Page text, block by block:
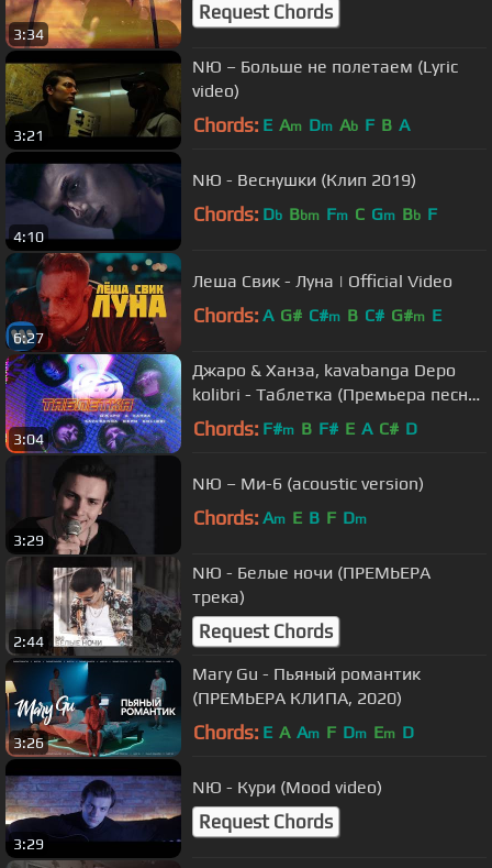
3:34
Request Chords
3:21
NЮ – Больше не полетаем (Lyric
video)
Chords: E Am Dm Ab F B A
4:10
NЮ - Веснушки (Клип 2019)
Chords: Db Bbm Fm C Gm Bb F
6:27
Леша Свик - Луна | Official Video
Chords: A G# C#m B C# G#m E
3:04
Джаро & Ханза, kavabanga Depo
kolibri - Таблетка (Премьера песни,
2020)
Chords: F#m B F# E A C# D
3:29
NЮ – Ми-6 (acoustic version)
Chords: Am E B F Dm
2:44
NЮ - Белые ночи (ПРЕМЬЕРА
трека)
Request Chords
3:26
Mary Gu - Пьяный романтик
(ПРЕМЬЕРА КЛИПА, 2020)
Chords: E A Am F Dm Em D
3:29
NЮ - Кури (Mood video)
Request Chords